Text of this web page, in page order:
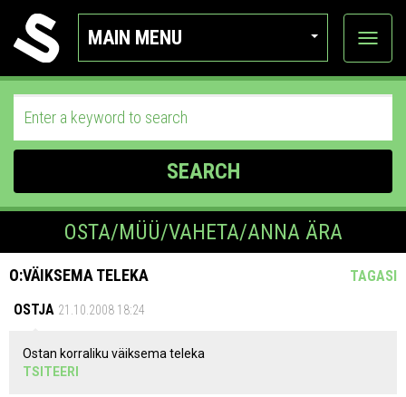
MAIN MENU
View
SEARCH
OSTA/MÜÜ/VAHETA/ANNA ÄRA
O:VÄIKSEMA TELEKA
TAGASI
OSTJA 21.10.2008 18:24
Ostan korraliku väiksema teleka
TSITEERI